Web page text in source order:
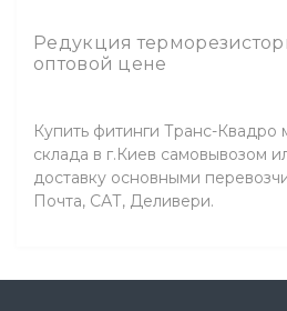
Редукция
оптовой цене
Купить фитинги Транс-
склада в г.Киев самовывозом
доставку основными
Почта, САТ, Деливери.